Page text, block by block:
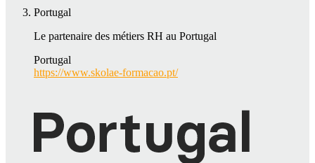
Portugal
Le partenaire des métiers RH au Portugal
Portugal
https://www.skolae-formacao.pt/